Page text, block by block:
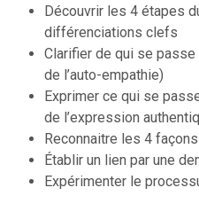
Découvrir les 4 étapes
différenciations clefs
Clarifier de qui se
de l’auto-empathie)
Exprimer ce qui se
de l’expression
Reconnaitre les 4
Établir un lien par une
Expérimenter le